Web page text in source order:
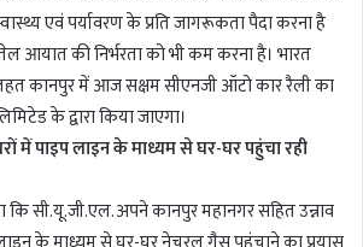
एवं पर्यावरण के प्रति जागरूकता पैदा करना है
आयात की निर्भरता को भी कम करना है। भारत
कानपुर में आज सक्षम सीएनजी ऑटो कार रैली का
के द्वारा किया जाएगा।
में पाइप लाइन के माध्यम से घर-घर पहुंचा रही
सी.यू.जी.एल. अपने कानपुर महानगर सहित उन्नाव